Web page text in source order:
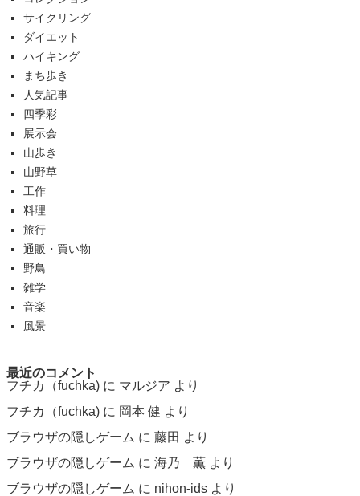
サイクリング
ダイエット
ハイキング
まち歩き
人気記事
四季彩
展示会
山歩き
山野草
工作
料理
旅行
通販・買い物
野鳥
雑学
音楽
風景
最近のコメント
フチカ（fuchka) に マルジア より
フチカ（fuchka) に 岡本 健 より
ブラウザの隠しゲーム に 藤田 より
ブラウザの隠しゲーム に 海乃 薫 より
ブラウザの隠しゲーム に nihon-ids より